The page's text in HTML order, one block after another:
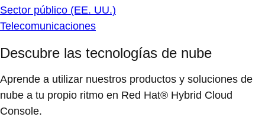
Sector público (EE. UU.)
Telecomunicaciones
Descubre las tecnologías de nube
Aprende a utilizar nuestros productos y soluciones de
nube a tu propio ritmo en Red Hat® Hybrid Cloud
Console.